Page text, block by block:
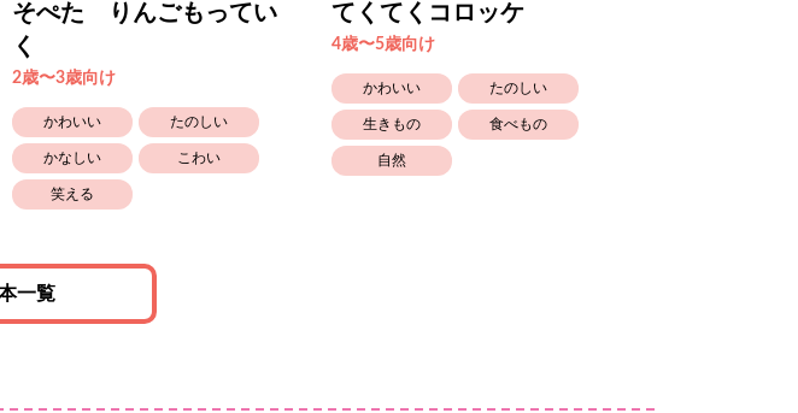
そぺた りんごもってい
く
2歳〜3歳向け
かわいい たのしい
かなしい こわい
笑える
てくてくコロッケ
4歳〜5歳向け
かわいい たのしい
生きもの 食べもの
自然
一覧